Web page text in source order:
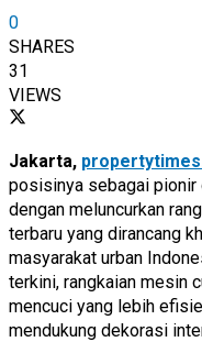
0
SHARES
31
VIEWS
Jakarta,
posisinya sebagai pionir
dengan meluncurkan
terbaru yang dirancang
masyarakat urban
terkini, rangkaian mesin
mencuci yang lebih
mendukung dekorasi